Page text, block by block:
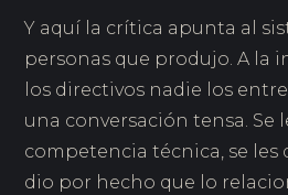
Y aquí la crítica apunta al
personas que produjo. A la
los directivos nadie los
una conversación tensa. Se
competencia técnica, se les
dio por hecho que lo